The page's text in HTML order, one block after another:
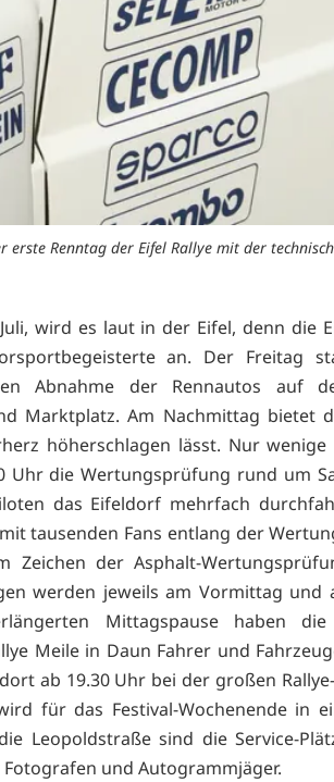
Renntag der Eifel Rallye mit der
wird es laut in der Eifel, denn die
an. Der Freitag
Abnahme der Rennautos auf
Marktplatz. Am Nachmittag bietet
höherschlagen lässt. Nur
Uhr die Wertungsprüfung rund um
das Eifeldorf mehrfach
tausenden Fans entlang der
Zeichen der Asphalt-
werden jeweils am Vormittag und
Mittagspause haben
Meile in Daun Fahrer und
ab 19.30 Uhr bei der großen
für das Festival-Wochenende in
Leopoldstraße sind die Service-
und Autogrammjäger.